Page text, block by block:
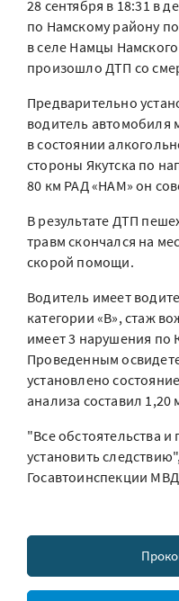
28 сентября в 18:31 в
по Намскому району
в селе Намцы
произошло ДТП со
Предварительно
водитель автомобиля
в состоянии
стороны Якутска по
80 км РАД «НАМ» он
В результате ДТП
травм скончался на
скорой помощи.
Водитель имеет
категории «B», стаж
имеет 3 нарушения по
Проведенным
установлено
анализа составил
"Все обстоятельства
установить
Госавтоинспекции